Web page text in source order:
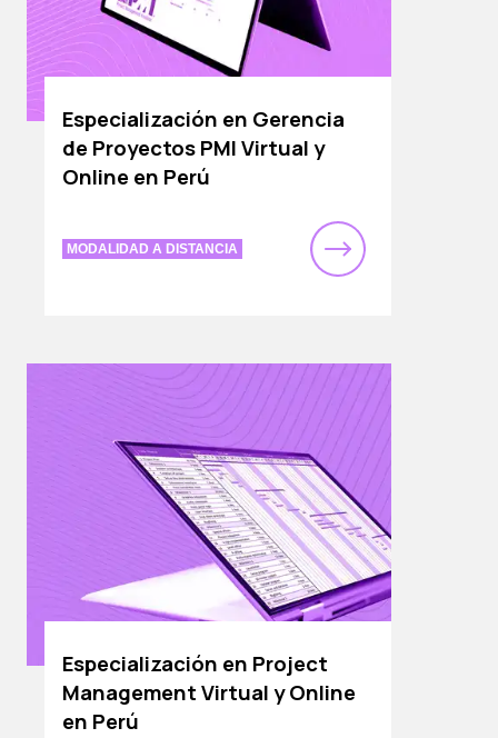
Especialización en Gerencia
de Proyectos PMI Virtual y
Online en Perú
MODALIDAD A DISTANCIA
Especialización en Project
Management Virtual y Online
en Perú